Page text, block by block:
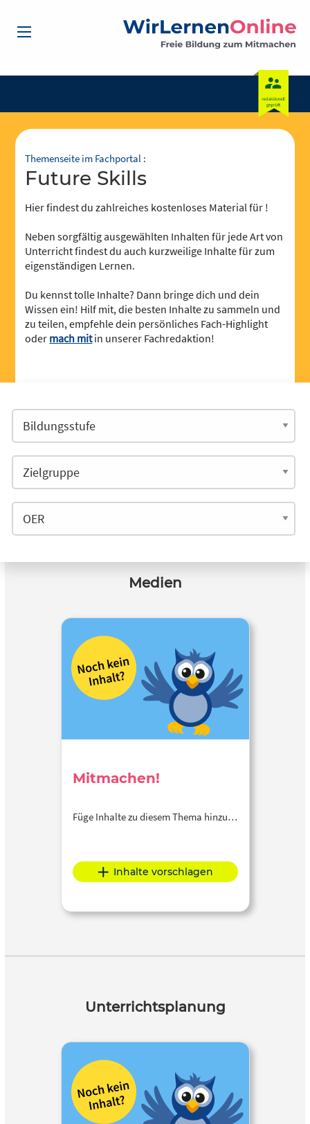
Themenseite im Fachportal :
Future Skills
Hier findest du zahlreiches kostenloses Material für !
Neben sorgfältig ausgewählten Inhalten für jede Art von
Unterricht findest du auch kurzweilige Inhalte für zum
eigenständigen Lernen.
Du kennst tolle Inhalte? Dann bringe dich und dein
Wissen ein! Hilf mit, die besten Inhalte zu sammeln und
zu teilen, empfehle dein persönliches Fach-Highlight
oder mach mitin unserer Fachredaktion!
Medien
Mitmachen!
Füge Inhalte zu diesem Thema hinzu…
Inhalte vorschlagen
Unterrichtsplanung